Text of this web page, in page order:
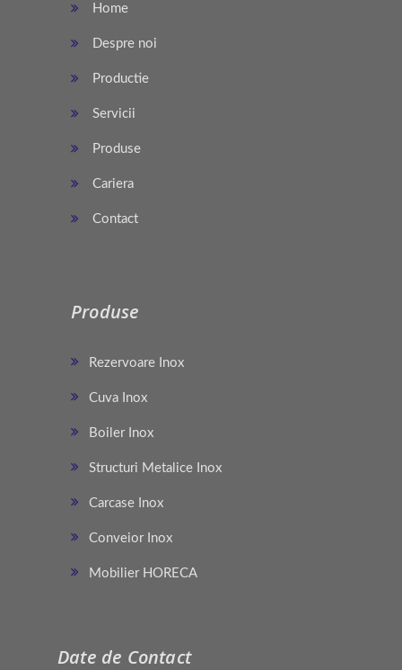
Home
Despre noi
Productie
Servicii
Produse
Cariera
Contact
Produse
Rezervoare Inox
Cuva Inox
Boiler Inox
Structuri Metalice Inox
Carcase Inox
Conveior Inox
Mobilier HORECA
Date de Contact